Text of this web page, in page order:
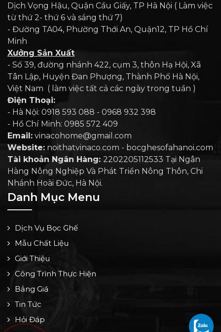
Dịch Vọng Hậu, Quận Cầu Giấy, TP Hà Nội ( Làm việc
từ thứ 2- thứ 6 và sáng thứ 7)
- Đường TA04, Phường Thới An, Quận12, TP Hồ Chí
Minh
Xưởng Sản Xuất
- Số 39, đường nhánh 422, cụm 3, thôn Hạ Hội, Xã
Tân Lập, Huyện Đan Phượng, Thành Phố Hà Nội,
Việt Nam ( làm việc tất cả các ngày trong tuần )
Điện Thoại:
- Hà Nội: 0918 593 088 - 0968 932 398
- Hồ Chí Minh: 0985 572 409
Email: vinacohome@gmail.com
Website: noithatvinaco.com - bocghesofahanoi.com
Tài khoản Ngân Hàng: 2202205112533 Tại Ngân
Hàng Nông Nghiệp Và Phát Triển Nông Thôn, Chi
Nhánh Hoài Đức, Hà Nội.
Danh Mục Menu
Dịch Vụ Bọc Ghế
Mẫu Chất Liệu
Giới Thiệu
Công Trình Thực Hiện
Bảng Giá
Tin Tức
Hỏi Đáp